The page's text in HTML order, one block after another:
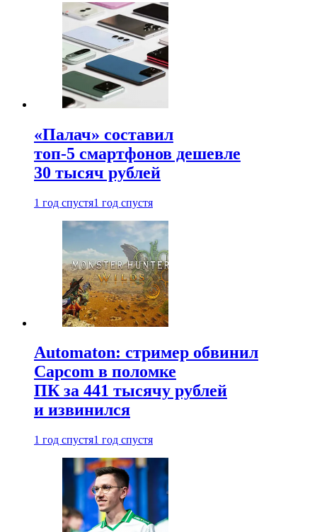
«Палач» составил
топ-5 смартфонов дешевле
30 тысяч рублей
1 год спустя1 год спустя
Automaton: стример обвинил
Capcom в поломке
ПК за 441 тысячу рублей
и извинился
1 год спустя1 год спустя